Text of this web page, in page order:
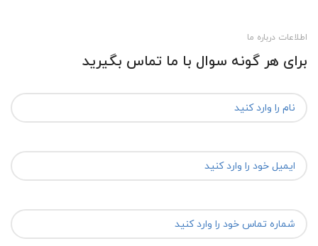
اطلاعات درباره ما
برای هر گونه سوال با ما تماس بگیرید